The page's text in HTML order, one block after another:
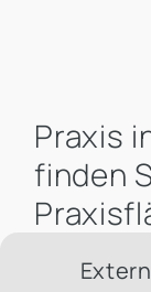
Praxis
finden